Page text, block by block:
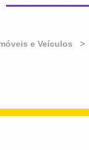
e Veículos